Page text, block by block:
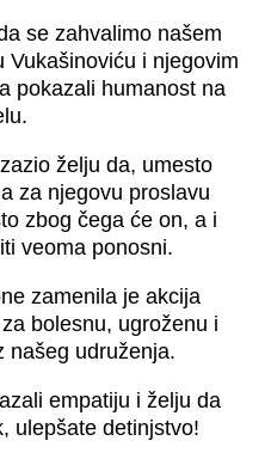
se zahvalimo našem
Vukašinoviću i njegovim
pokazali humanost na
želju da, umesto
za njegovu proslavu
zbog čega će on, a i
veoma ponosni.
zamenila je akcija
bolesnu, ugroženu i
našeg udruženja.
empatiju i želju da
ulepšate detinjstvo!